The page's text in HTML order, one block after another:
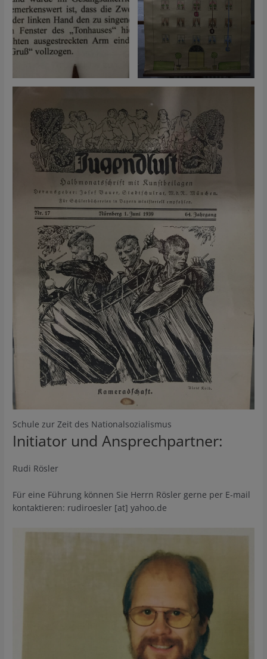
Schule zur Zeit des Nationalsozialismus
Initiator und Ansprechpartner:
Rudi Rösler
Für eine Führung können Sie Herrn Rösler gerne per E-mail
kontaktieren: rudiroesler [at] yahoo.de